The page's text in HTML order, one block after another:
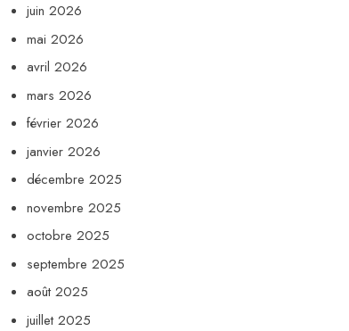
juin 2026
mai 2026
avril 2026
mars 2026
février 2026
janvier 2026
décembre 2025
novembre 2025
octobre 2025
septembre 2025
août 2025
juillet 2025